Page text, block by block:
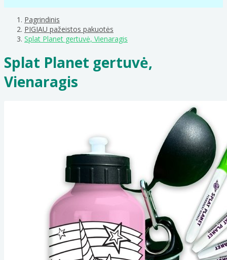
Pagrindinis
PIGIAU pažeistos pakuotės
Splat Planet gertuvė, Vienaragis
Splat Planet gertuvė,
Vienaragis